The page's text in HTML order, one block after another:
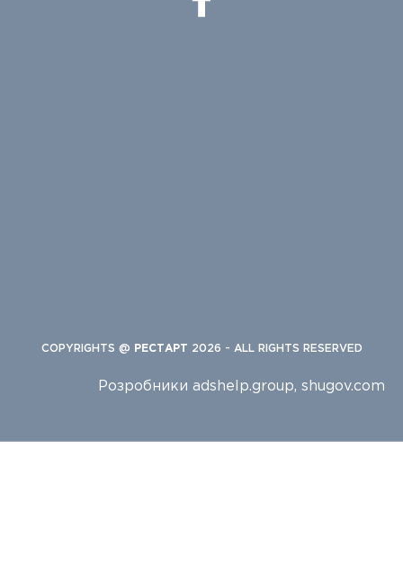
COPYRIGHTS @ РЕСТАРТ 2026 - ALL RIGHTS RESERVED
Розробники adshelp.group, shugov.com